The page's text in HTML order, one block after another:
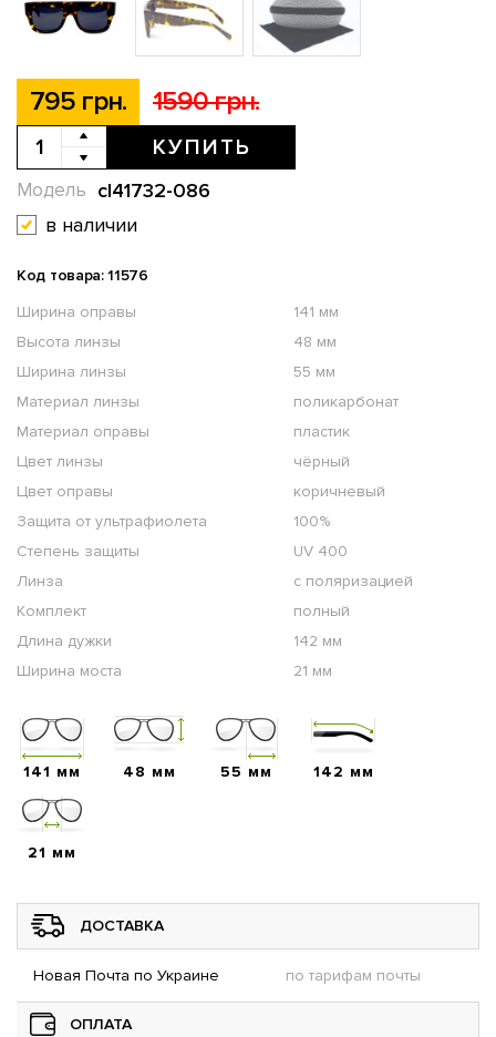
795 грн. 1590 грн.
КУПИТЬ
cl41732-086
Модель
в наличии
Код товара: 11576
Ширина оправы
141 мм
Высота линзы
48 мм
Ширина линзы
55 мм
Материал линзы
поликарбонат
Материал оправы
пластик
Цвет линзы
чёрный
Цвет оправы
коричневый
Защита от ультрафиолета
100%
Степень защиты
UV 400
Линза
с поляризацией
Комплект
полный
Длина дужки
142 мм
Ширина моста
21 мм
141 мм 48 мм 55 мм 142 мм
21 мм
ДОСТАВКА
Новая Почта по Украине по тарифам почты
ОПЛАТА